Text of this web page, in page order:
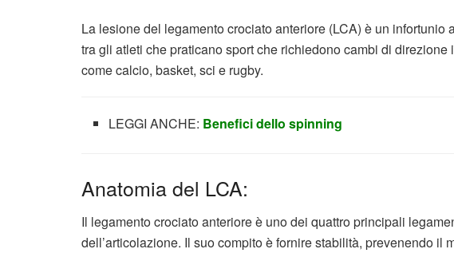
La lesione del legamento crociato anteriore (LCA) è un infortunio
tra gli atleti che praticano sport che richiedono cambi di
come calcio, basket, sci e rugby.
LEGGI ANCHE: Benefici dello spinning
Anatomia del LCA:
Il legamento crociato anteriore è uno dei quattro principali
dell’articolazione. Il suo compito è fornire stabilità, prevenendo il